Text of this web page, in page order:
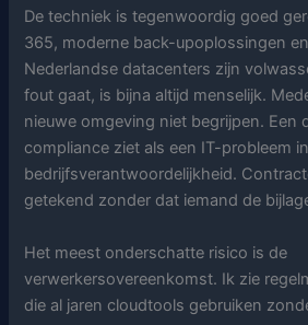
De techniek is tegenwoordig goed
365, moderne back-upoplossingen
Nederlandse datacenters zijn
fout gaat, is bijna altijd menselijk.
nieuwe omgeving niet begrijpen. Een
compliance ziet als een IT-probleem
bedrijfsverantwoordelijkheid.
getekend zonder dat iemand de
Het meest onderschatte risico is de
verwerkersovereenkomst. Ik zie
die al jaren cloudtools gebruiken